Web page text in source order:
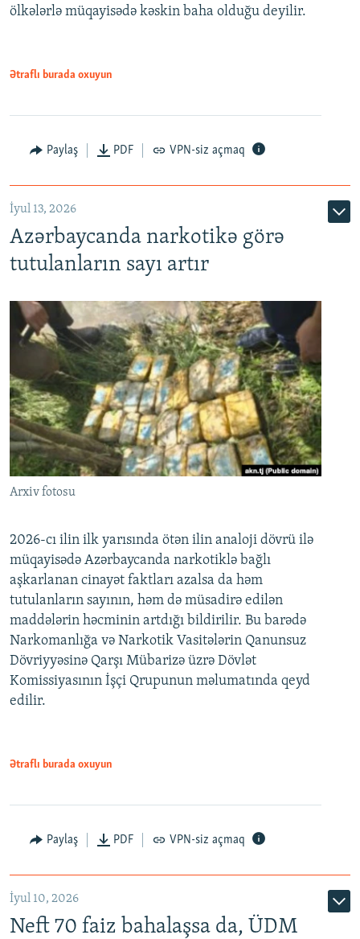
ölkələrlə müqayisədə kəskin baha olduğu deyilir.
Ətraflı burada oxuyun
Paylaş PDF VPN-siz açmaq
İyul 13, 2026
Azərbaycanda narkotikə görə
tutulanların sayı artır
Arxiv fotosu
2026-cı ilin ilk yarısında ötən ilin analoji dövrü ilə
müqayisədə Azərbaycanda narkotiklə bağlı
aşkarlanan cinayət faktları azalsa da həm
tutulanların sayının, həm də müsadirə edilən
maddələrin həcminin artdığı bildirilir. Bu barədə
Narkomanlığa və Narkotik Vasitələrin Qanunsuz
Dövriyyəsinə Qarşı Mübarizə üzrə Dövlət
Komissiyasının İşçi Qrupunun məlumatında qeyd
edilir.
Ətraflı burada oxuyun
Paylaş PDF VPN-siz açmaq
İyul 10, 2026
Neft 70 faiz bahalaşsa da, ÜDM